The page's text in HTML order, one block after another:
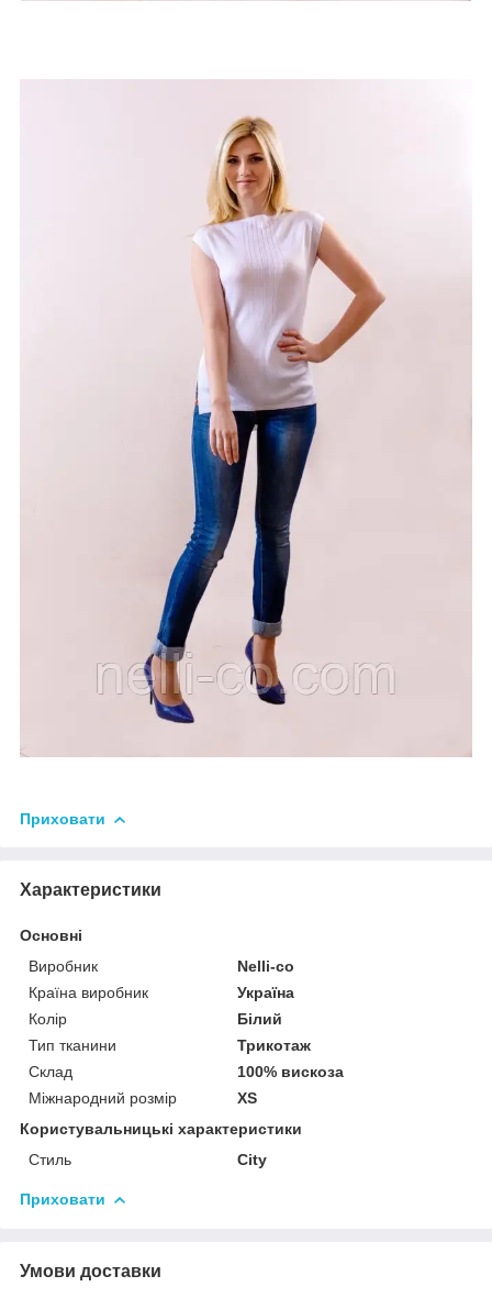
Приховати
Характеристики
Основні
Виробник
Nelli-co
Країна виробник
Україна
Колір
Білий
Тип тканини
Трикотаж
Склад
100% вискоза
Міжнародний розмір
XS
Користувальницькі характеристики
Стиль
City
Приховати
Умови доставки